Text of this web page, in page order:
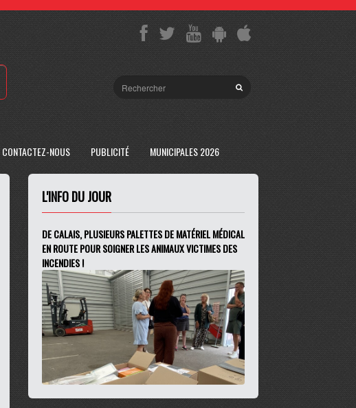
CONTACTEZ-NOUS PUBLICITÉ MUNICIPALES 2026
L'INFO DU JOUR
DE CALAIS, PLUSIEURS PALETTES DE MATÉRIEL MÉDICAL
EN ROUTE POUR SOIGNER LES ANIMAUX VICTIMES DES
INCENDIES !